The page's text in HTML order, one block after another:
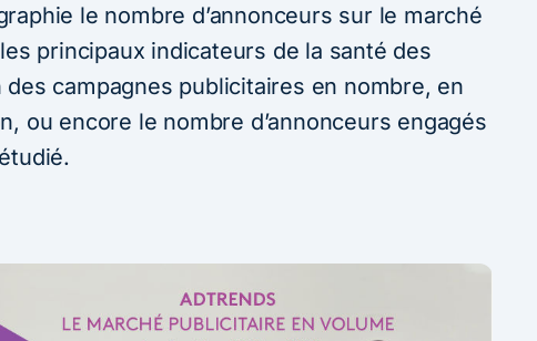
le nombre d’annonceurs sur le marché
principaux indicateurs de la santé des
campagnes publicitaires en nombre, en
ou encore le nombre d’annonceurs engagés